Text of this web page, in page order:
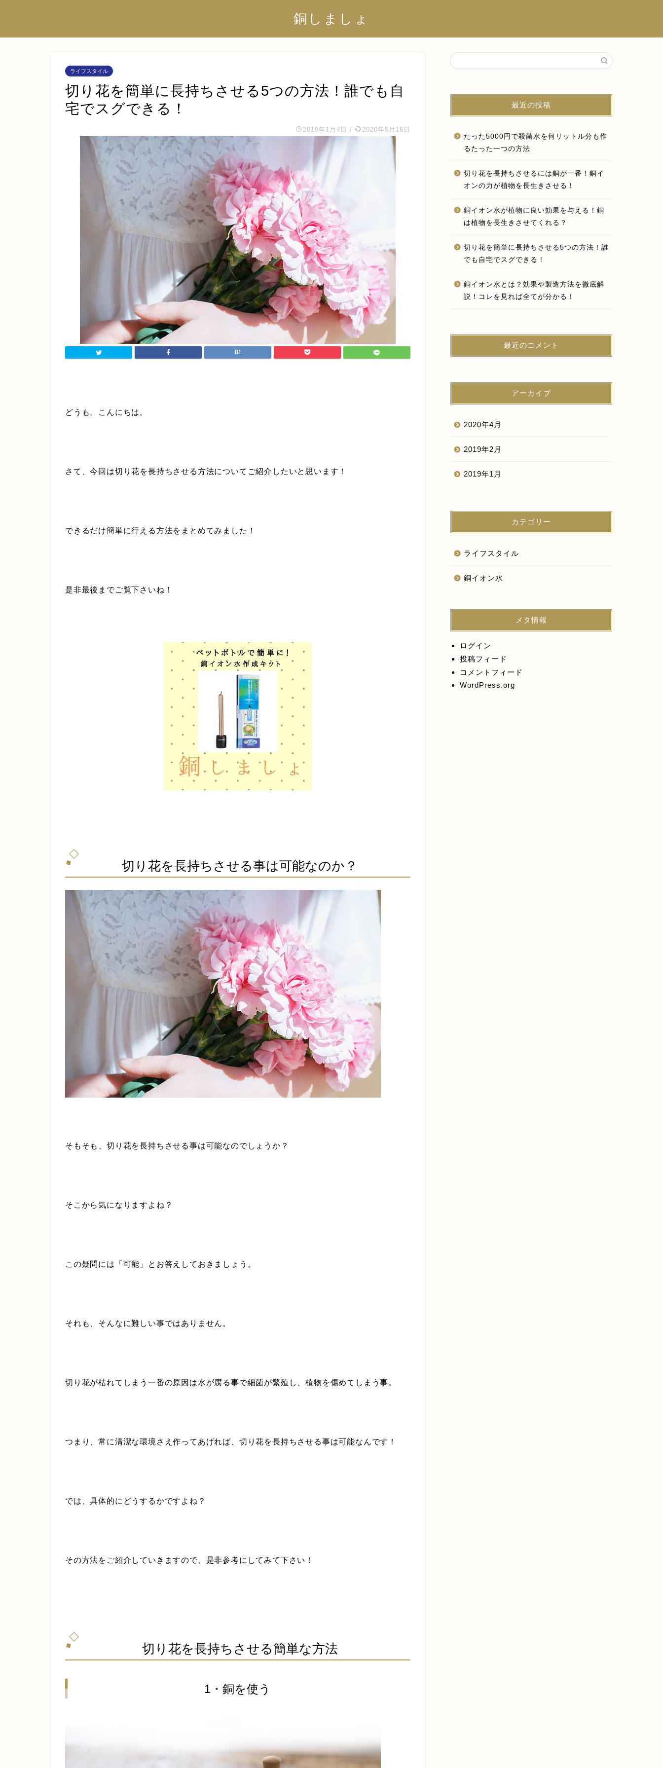
銅しましょ
ライフスタイル
切り花を簡単に長持ちさせる5つの方法！誰でも自
宅でスグできる！
2019年1月7日 / 2020年5月16日
どうも。こんにちは。
さて、今回は切り花を長持ちさせる方法についてご紹介したいと思います！
できるだけ簡単に行える方法をまとめてみました！
是非最後までご覧下さいね！
切り花を長持ちさせる事は可能なのか？
そもそも、切り花を長持ちさせる事は可能なのでしょうか？
そこから気になりますよね？
この疑問には 「可能」 とお答えしておきましょう。
それも、そんなに難しい事ではありません。
切り花が枯れてしまう一番の原因は水が腐る事で細菌が繁殖し、植物を傷めてしまう事。
つまり、常に清潔な環境さえ作ってあげれば、切り花を長持ちさせる事は可能なんです！
では、具体的にどうするかですよね？
その方法をご紹介していきますので、是非参考にしてみて下さい！
切り花を長持ちさせる簡単な方法
1・銅を使う
最近の投稿
たった5000円で殺菌水を何リットル分も作
るたった一つの方法
切り花を長持ちさせるには銅が一番！銅イ
オンの力が植物を長生きさせる！
銅イオン水が植物に良い効果を与える！銅
は植物を長生きさせてくれる？
切り花を簡単に長持ちさせる5つの方法！誰
でも自宅でスグできる！
銅イオン水とは？効果や製造方法を徹底解
説！コレを見れば全てが分かる！
最近のコメント
アーカイブ
2020年4月
2019年2月
2019年1月
カテゴリー
ライフスタイル
銅イオン水
メタ情報
ログイン
投稿フィード
コメントフィード
WordPress.org